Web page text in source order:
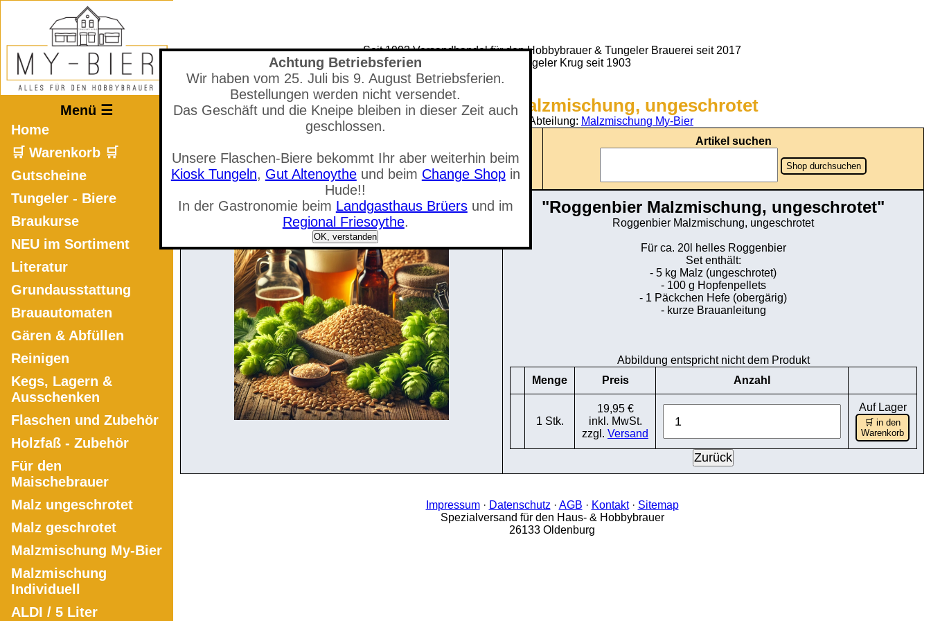
Achtung Betriebsferien
Wir haben vom 25. Juli bis 9. August Betriebsferien.
Bestellungen werden nicht versendet.
Das Geschäft und die Kneipe bleiben in dieser Zeit auch
geschlossen.
Unsere Flaschen-Biere bekommt Ihr aber weiterhin beim
Kiosk Tungeln, Gut Altenoytheund beim Change Shopin
Hude!!
In der Gastronomie beim Landgasthaus Brüersund im
Regional Friesoythe.
OK, verstanden
Seit 1993 Versandhandel für den Hobbybrauer & Tungeler Brauerei seit 2017
(Neuer) Tungeler Krug seit 1903
Menü ☰
Home
🛒 Warenkorb 🛒
Gutscheine
Tungeler - Biere
Braukurse
NEU im Sortiment
Literatur
Grundausstattung
Brauautomaten
Gären & Abfüllen
Reinigen
Kegs, Lagern &
Ausschenken
Flaschen und Zubehör
Holzfaß - Zubehör
Für den
Maischebrauer
Malz ungeschrotet
Malz geschrotet
Malzmischung My-Bier
Malzmischung
Individuell
ALDI / 5 Liter
Mastodon
Shop - Roggenbier Malzmischung, ungeschrotet
Sie befinden sich in der Abteilung: Malzmischung My-Bier
🛒 Warenkorb anzeigen
Anzahl der Artikel: 0
Gesamtwert: 0,00 €
Artikel suchen
Shop durchsuchen
"Roggenbier Malzmischung, ungeschrotet"
Roggenbier Malzmischung, ungeschrotet
Für ca. 20l helles Roggenbier
Set enthält:
- 5 kg Malz (ungeschrotet)
- 100 g Hopfenpellets
- 1 Päckchen Hefe (obergärig)
- kurze Brauanleitung
Abbildung entspricht nicht dem Produkt
Menge
Preis Anzahl
1 Stk.
19,95 €
inkl. MwSt.
zzgl. Versand
Auf Lager
🛒 in den
Warenkorb
Impressum· Datenschutz · AGB · Kontakt· Sitemap
Spezialversand für den Haus- & Hobbybrauer
26133 Oldenburg